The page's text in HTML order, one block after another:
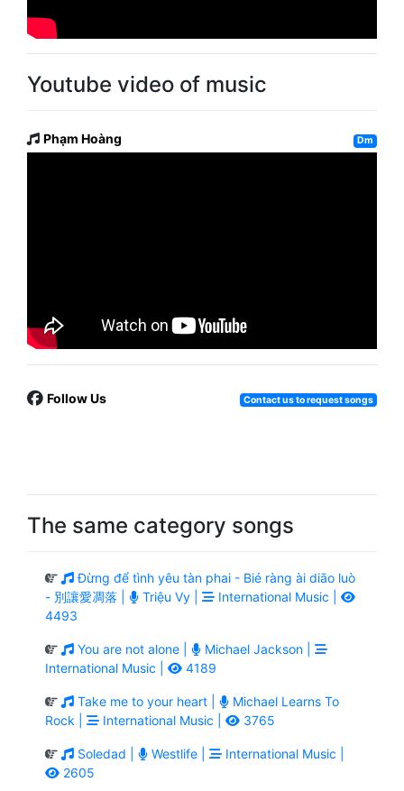
Youtube video of music
Phạm Hoàng Dm
Follow Us Contact us to request songs
The same category songs
Đừng để tình yêu tàn phai - Bié ràng ài diāo luò
- 別讓愛凋落 |
Triệu Vy |
International Music |
4493
You are not alone |
Michael Jackson |
International Music |
4189
Take me to your heart |
Michael Learns To
Rock |
International Music | 3765
Soledad | Westlife |
International Music |
2605